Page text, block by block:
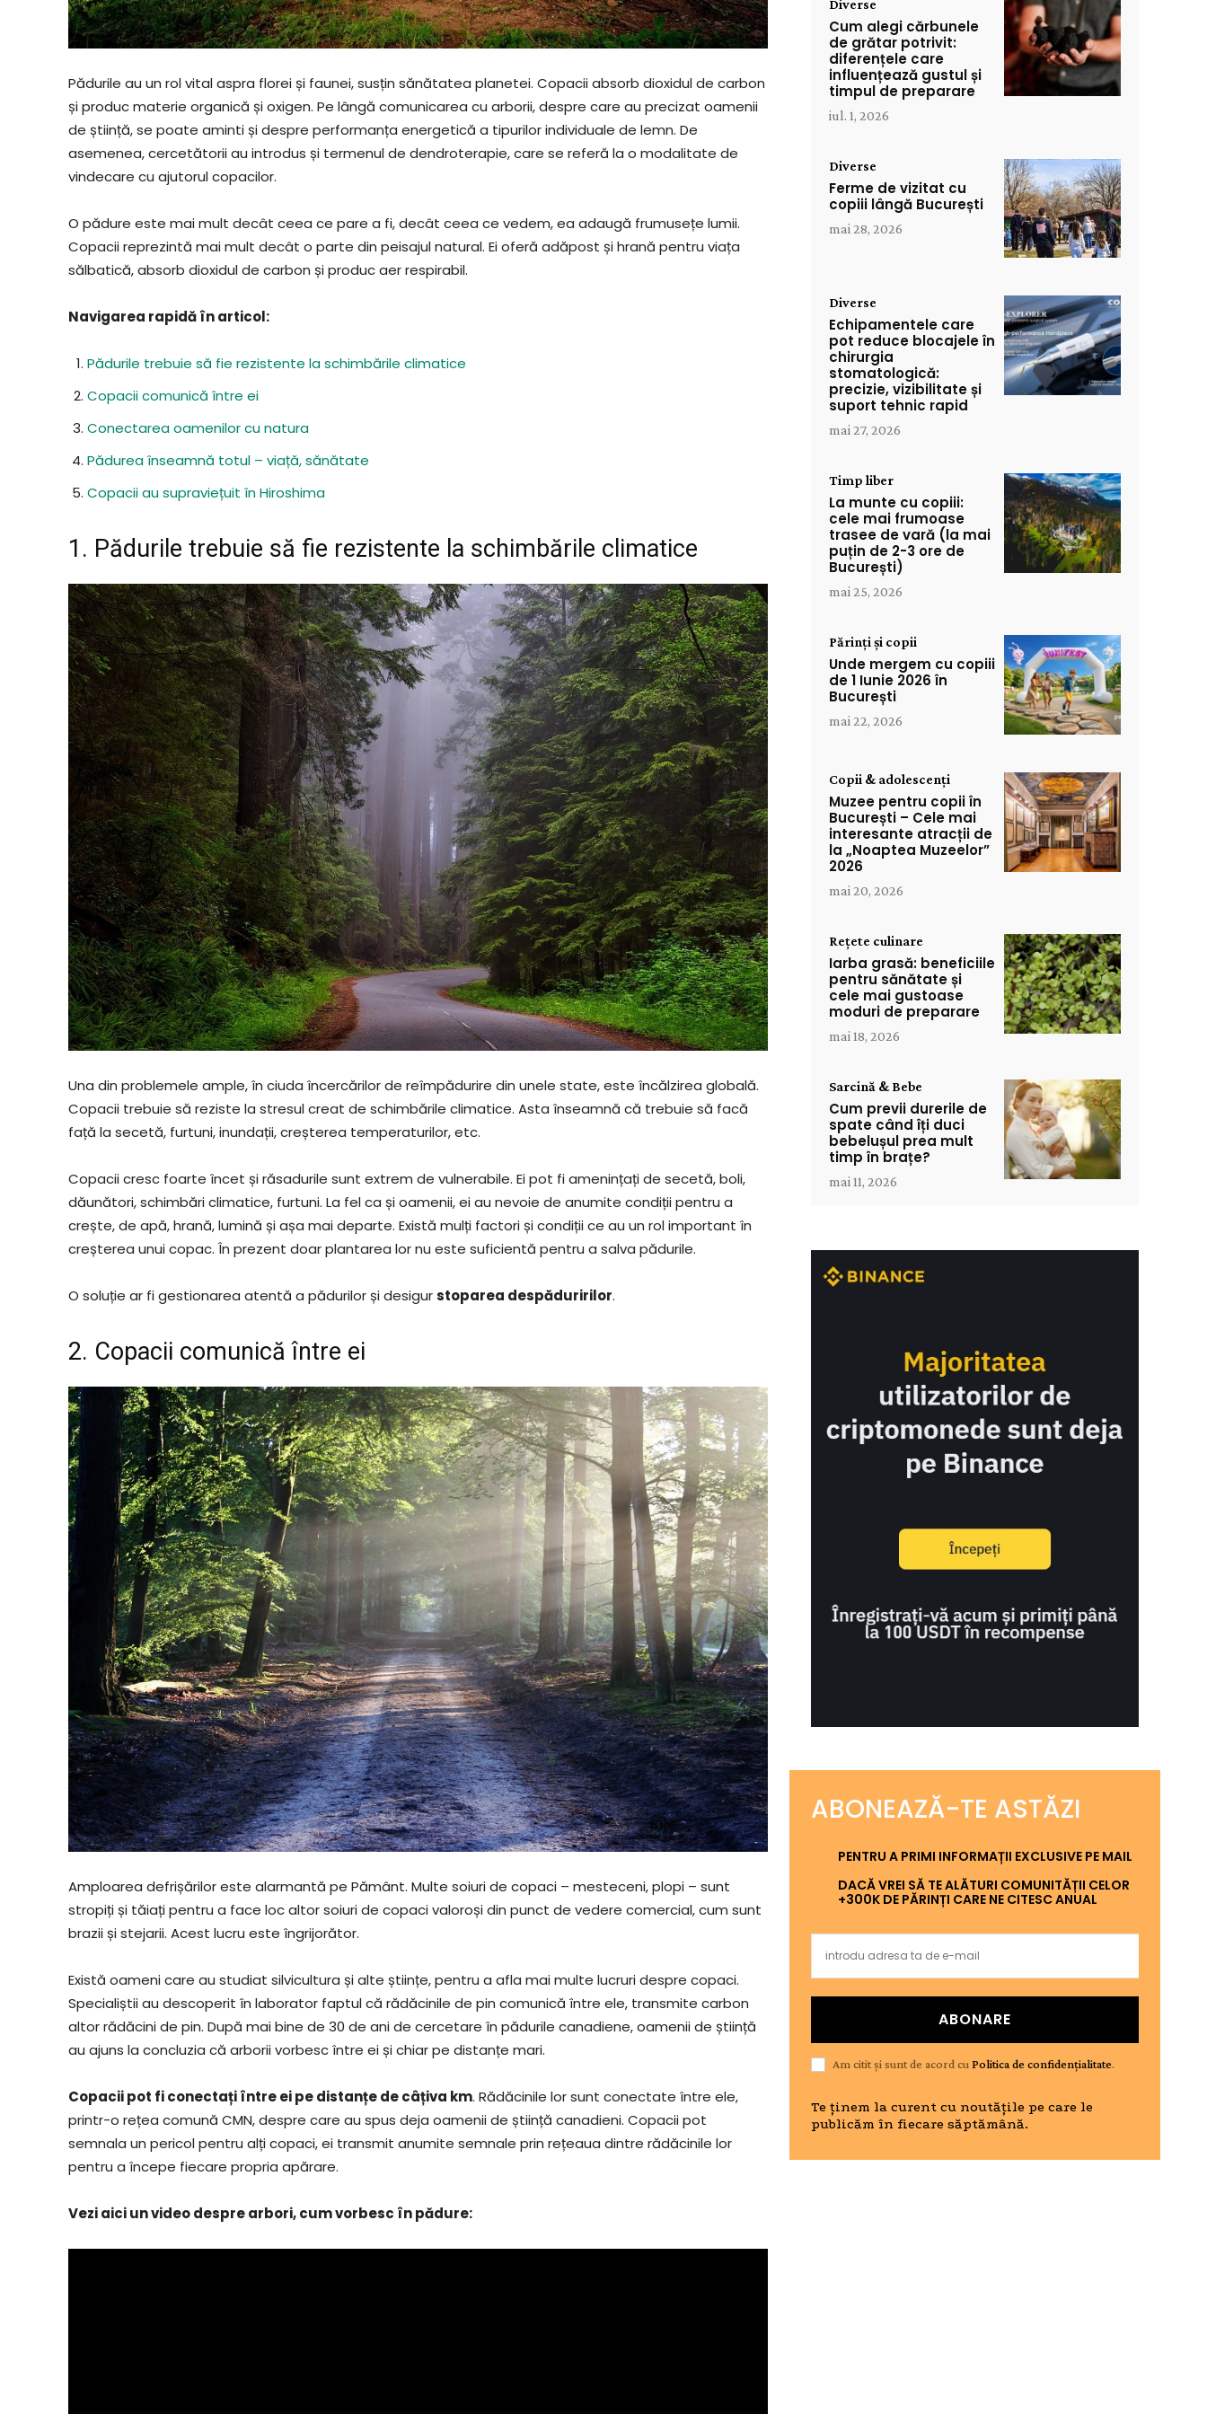
Pădurile au un rol vital aspra florei și faunei, susțin sănătatea planetei. Copacii absorb dioxidul de carbon
și produc materie organică și oxigen. Pe lângă comunicarea cu arborii, despre care au precizat oamenii
de știință, se poate aminti și despre performanța energetică a tipurilor individuale de lemn. De
asemenea, cercetătorii au introdus și termenul de dendroterapie, care se referă la o modalitate de
vindecare cu ajutorul copacilor.
O pădure este mai mult decât ceea ce pare a fi, decât ceea ce vedem, ea adaugă frumusețe lumii.
Copacii reprezintă mai mult decât o parte din peisajul natural. Ei oferă adăpost și hrană pentru viața
sălbatică, absorb dioxidul de carbon și produc aer respirabil.
Navigarea rapidă în articol:
Pădurile trebuie să fie rezistente la schimbările climatice
Copacii comunică între ei
Conectarea oamenilor cu natura
Pădurea înseamnă totul – viață, sănătate
Copacii au supraviețuit în Hiroshima
1. Pădurile trebuie să fie rezistente la schimbările climatice
Una din problemele ample, în ciuda încercărilor de reîmpădurire din unele state, este încălzirea globală.
Copacii trebuie să reziste la stresul creat de schimbările climatice. Asta înseamnă că trebuie să facă
față la secetă, furtuni, inundații, creșterea temperaturilor, etc.
Copacii cresc foarte încet și răsadurile sunt extrem de vulnerabile. Ei pot fi amenințați de secetă, boli,
dăunători, schimbări climatice, furtuni. La fel ca și oamenii, ei au nevoie de anumite condiții pentru a
crește, de apă, hrană, lumină și așa mai departe. Există mulți factori și condiții ce au un rol important în
creșterea unui copac. În prezent doar plantarea lor nu este suficientă pentru a salva pădurile.
O soluție ar fi gestionarea atentă a pădurilor și desigurstoparea despăduririlor.
2. Copacii comunică între ei
Amploarea defrișărilor este alarmantă pe Pământ. Multe soiuri de copaci – mesteceni, plopi – sunt
stropiți și tăiați pentru a face loc altor soiuri de copaci valoroși din punct de vedere comercial, cum sunt
brazii și stejarii. Acest lucru este îngrijorător.
Există oameni care au studiat silvicultura și alte științe, pentru a afla mai multe lucruri despre copaci.
Specialiștii au descoperit în laborator faptul că rădăcinile de pin comunică între ele, transmite carbon
altor rădăcini de pin. După mai bine de 30 de ani de cercetare în pădurile canadiene, oamenii de știință
au ajuns la concluzia că arborii vorbesc între ei și chiar pe distanțe mari.
Copacii pot fi conectați între ei pe distanțe de câțiva km. Rădăcinile lor sunt conectate între ele,
printr-o rețea comună CMN, despre care au spus deja oamenii de știință canadieni. Copacii pot
semnala un pericol pentru alți copaci, ei transmit anumite semnale prin rețeaua dintre rădăcinile lor
pentru a începe fiecare propria apărare.
Vezi aici un video despre arbori, cum vorbesc în pădure:
Diverse
Cum alegi cărbunele
de grătar potrivit:
diferențele care
influențează gustul și
timpul de preparare
iul. 1, 2026
Diverse
Ferme de vizitat cu
copiii lângă București
mai 28, 2026
Diverse
Echipamentele care
pot reduce blocajele în
chirurgia
stomatologică:
precizie, vizibilitate și
suport tehnic rapid
mai 27, 2026
Timp liber
La munte cu copiii:
cele mai frumoase
trasee de vară (la mai
puțin de 2-3 ore de
București)
mai 25, 2026
Părinți și copii
Unde mergem cu copiii
de 1 Iunie 2026 în
București
mai 22, 2026
Copii & adolescenți
Muzee pentru copii în
București – Cele mai
interesante atracții de
la „Noaptea Muzeelor”
2026
mai 20, 2026
Rețete culinare
Iarba grasă: beneficiile
pentru sănătate și
cele mai gustoase
moduri de preparare
mai 18, 2026
Sarcină & Bebe
Cum previi durerile de
spate când îți duci
bebelușul prea mult
timp în brațe?
mai 11, 2026
ABONEAZĂ-TE ASTĂZI
PENTRU A PRIMI INFORMAȚII EXCLUSIVE PE MAIL
DACĂ VREI SĂ TE ALĂTURI COMUNITĂȚII CELOR
+300K DE PĂRINȚI CARE NE CITESC ANUAL
ABONARE
Am citit și sunt de acord cuPolitica de confidențialitate.
Te ținem la curent cu noutățile pe care le
publicăm în fiecare săptămână.